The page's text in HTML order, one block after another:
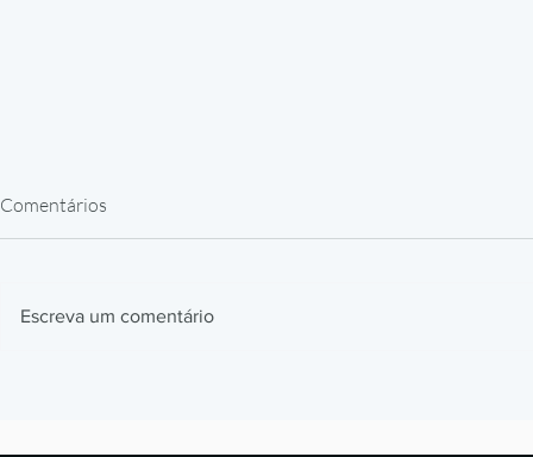
Comentários
Escreva um comentário